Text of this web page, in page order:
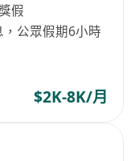
假
公眾假期6小時
$2K-8K/月